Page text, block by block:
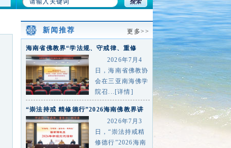
新闻推荐 更多>>
海南省佛教界“学法规、守戒律、重修
为、树形象”主题教育活动总2026年7月4
日，海南省佛教协
会在三亚南海佛学
院召...[详情]
“崇法持戒 精修德行”2026海南佛教界讲
经交流活动在三亚
2026年7月3
日，“崇法持戒精
修德行”2026海南